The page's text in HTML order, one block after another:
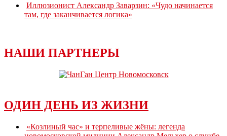
Иллюзионист Александр Заварзин: «Чудо начинается
там, где заканчивается логика»
НАШИ ПАРТНЕРЫ
ОДИН ДЕНЬ ИЗ ЖИЗНИ
«Козлиный час» и терпеливые жёны: легенда